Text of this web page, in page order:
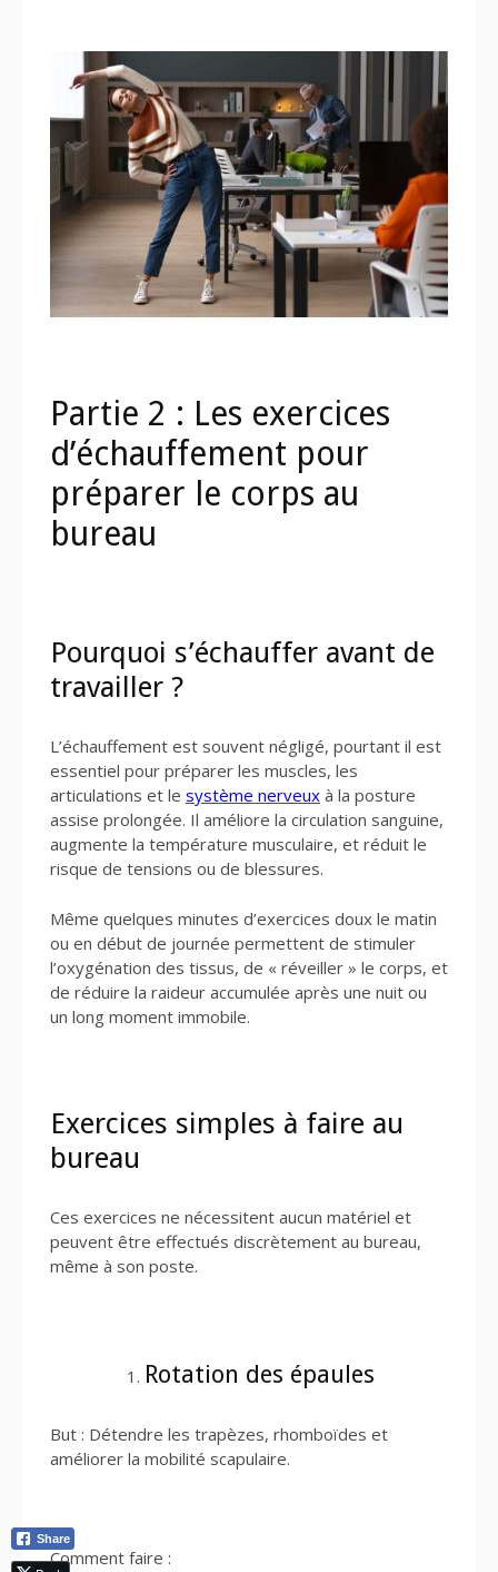
Partie 2 : Les exercices
d’échauffement pour
préparer le corps au
bureau
Pourquoi s’échauffer avant de
travailler ?
L’échauffement est souvent négligé, pourtant il est
essentiel pour préparer les muscles, les
articulations et le système nerveux à la posture
assise prolongée. Il améliore la circulation sanguine,
augmente la température musculaire, et réduit le
risque de tensions ou de blessures.
Même quelques minutes d’exercices doux le matin
ou en début de journée permettent de stimuler
l’oxygénation des tissus, de « réveiller » le corps, et
de réduire la raideur accumulée après une nuit ou
un long moment immobile.
Exercices simples à faire au
bureau
Ces exercices ne nécessitent aucun matériel et
peuvent être effectués discrètement au bureau,
même à son poste.
Rotation des épaules
But : Détendre les trapèzes, rhomboïdes et
améliorer la mobilité scapulaire.
Comment faire :
Share